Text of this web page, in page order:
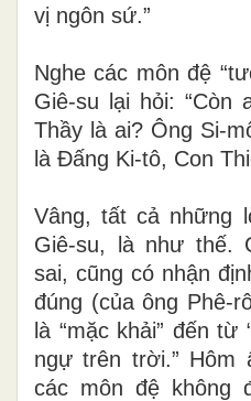
vị ngôn sứ.”
Nghe các môn đệ
Giê-su lại hỏi: “Còn
Thầy là ai? Ông Si-
là Đấng Ki-tô, Con
Vâng, tất cả những
Giê-su, là như thế.
sai, cũng có nhận
đúng (của ông Phê-
là “mặc khải” đến từ
ngự trên trời.” Hôm
các môn đệ không